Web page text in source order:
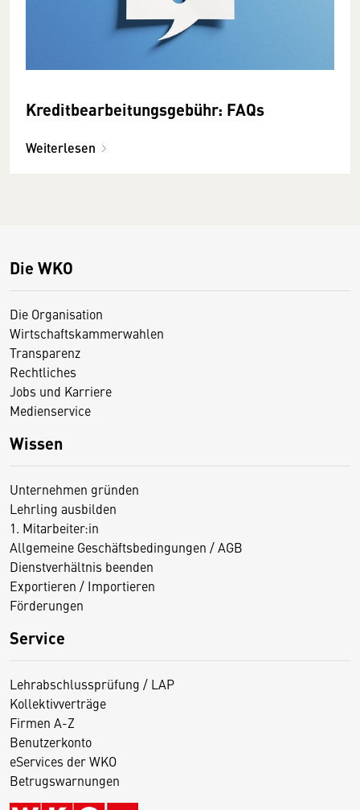
Kreditbearbeitungsgebühr: FAQs
Weiterlesen
Die WKO
Die Organisation
Wirtschaftskammerwahlen
Transparenz
Rechtliches
Jobs und Karriere
Medienservice
Wissen
Unternehmen gründen
Lehrling ausbilden
1. Mitarbeiter:in
Allgemeine Geschäftsbedingungen / AGB
Dienstverhältnis beenden
Exportieren / Importieren
Förderungen
Service
Lehrabschlussprüfung / LAP
Kollektivverträge
Firmen A-Z
Benutzerkonto
eServices der WKO
Betrugswarnungen